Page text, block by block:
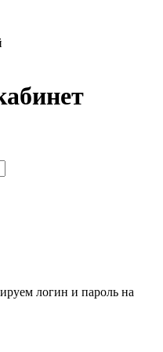
логин и пароль на